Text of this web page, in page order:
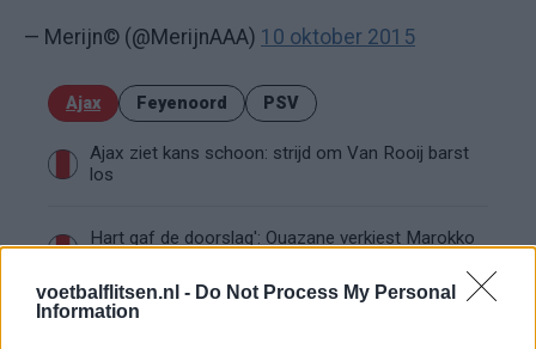
voetbalflitsen.nl - Do Not Process My Personal
Information
— Merijn© (@MerijnAAA) 10 oktober 2015
Ajax Feyenoord PSV
Ajax ziet kans schoon: strijd om Van Rooij barst
los
Hart gaf de doorslag': Ouazane verkiest Marokko
Dit verdient Dusan Tadic bij NEC: salaris en